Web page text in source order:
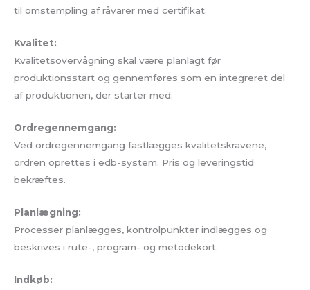
til omstempling af råvarer med certifikat.
Kvalitet:
Kvalitetsovervågning skal være planlagt før
produktionsstart og gennemføres som en integreret del
af produktionen, der starter med:
Ordregennemgang:
Ved ordregennemgang fastlægges kvalitetskravene,
ordren oprettes i edb-system. Pris og leveringstid
bekræftes.
Planlægning:
Processer planlægges, kontrolpunkter indlægges og
beskrives i rute-, program- og metodekort.
Indkøb: